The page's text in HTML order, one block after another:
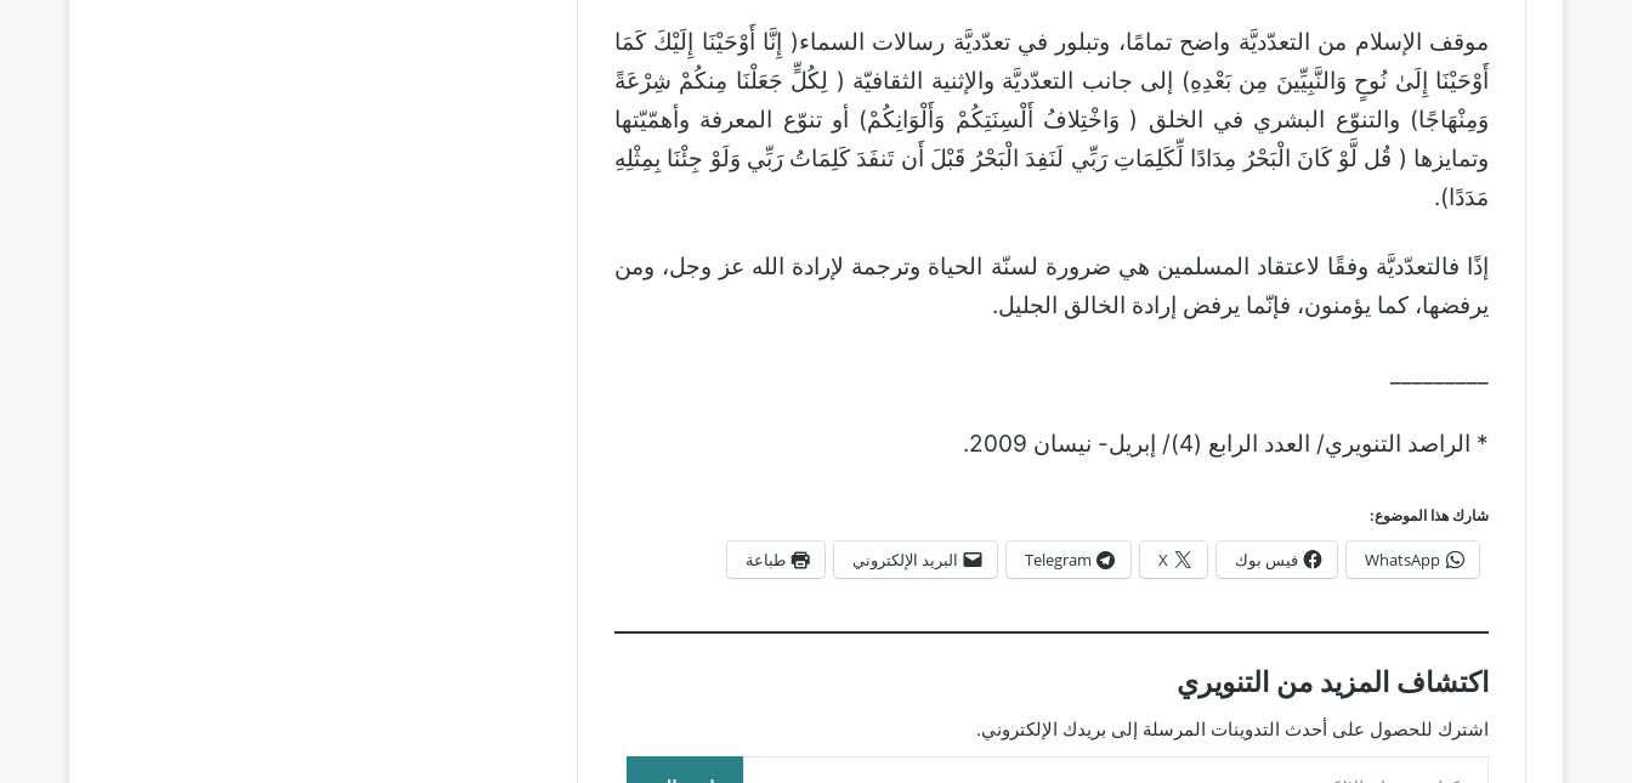
موقف الإسلام من التعدّديَّة واضح تمامًا، وتبلور في تعدّديَّة رسالات السماء( إِنَّا أَوْحَيْنَا إِلَيْكَ كَمَا
أَوْحَيْنَا إِلَىٰ نُوحٍ وَالنَّبِيِّينَ مِن بَعْدِهِ) إلى جانب التعدّديَّة والإثنية الثقافيّة ( لِكُلٍّ جَعَلْنَا مِنكُمْ شِرْعَةً
وَمِنْهَاجًا) والتنوّع البشري في الخلق ( وَاخْتِلافُ أَلْسِنَتِكُمْ وَأَلْوَانِكُمْ) أو تنوّع المعرفة وأهمّيّتها
وتمايزها ( قُل لَّوْ كَانَ الْبَحْرُ مِدَادًا لِّكَلِمَاتِ رَبِّي لَنَفِدَ الْبَحْرُ قَبْلَ أَن تَنفَدَ كَلِمَاتُ رَبِّي وَلَوْ جِئْنَا بِمِثْلِهِ
مَدَدًا).
إذًا فالتعدّديَّة وفقًا لاعتقاد المسلمين هي ضرورة لسنّة الحياة وترجمة لإرادة الله عز وجل، ومن
يرفضها، كما يؤمنون، فإنّما يرفض إرادة الخالق الجليل.
* الراصد التنويري/ العدد الرابع (4)/ إبريل- نيسان 2009.
شارك هذا الموضوع:
WhatsApp فيس بوك X
Telegram البريد الإلكتروني طباعة
اكتشاف المزيد من التنويري
اشترك للحصول على أحدث التدوينات المرسلة إلى بريدك الإلكتروني.